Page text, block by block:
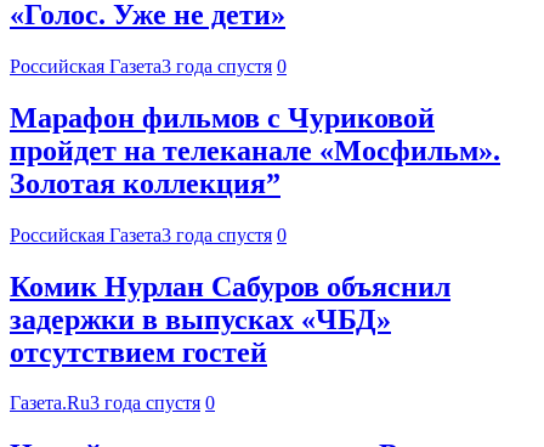
«Голос. Уже не дети»
Российская Газета3 года спустя 0
Марафон фильмов с Чуриковой
пройдет на телеканале «Мосфильм».
Золотая коллекция”
Российская Газета3 года спустя 0
Комик Нурлан Сабуров объяснил
задержки в выпусках «ЧБД»
отсутствием гостей
Газета.Ru3 года спустя 0